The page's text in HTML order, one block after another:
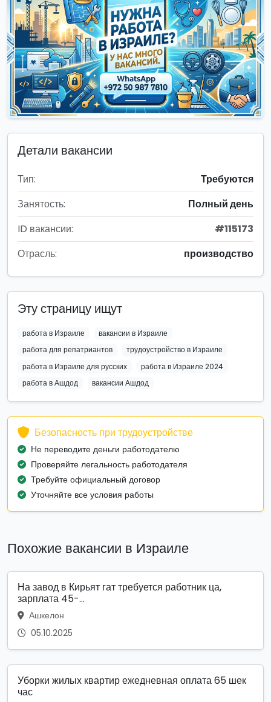
Детали вакансии
Тип:
Требуются
Занятость:
Полный день
ID вакансии:
#115173
Отрасль:
производство
Эту страницу ищут
работа в Израиле
вакансии в Израиле
работа для репатриантов
трудоустройство в Израиле
работа в Израиле для русских
работа в Израиле 2024
работа в Ашдод
вакансии Ашдод
Безопасность при трудоустройстве
Не переводите деньги работодателю
Проверяйте легальность работодателя
Требуйте официальный договор
Уточняйте все условия работы
Похожие вакансии в Израиле
На завод в Кирьят гат требуется работник ца,
зарплата 45-...
Ашкелон
05.10.2025
Уборки жилых квартир ежедневная оплата 65 шек
час